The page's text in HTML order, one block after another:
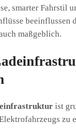
smarter Fahrstil
beeinflussen
maßgeblich.
ist
zu